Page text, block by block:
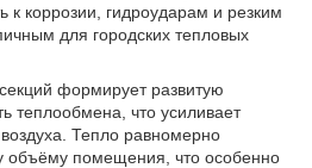
к коррозии, гидроударам и резким
для городских тепловых
формирует развитую
теплообмена, что усиливает
Тепло равномерно
объёму помещения, что особенно